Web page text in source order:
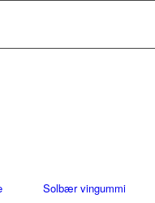
Solbær vingummi